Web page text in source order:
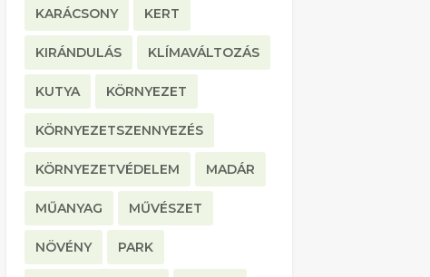
KARÁCSONY KERT
KIRÁNDULÁS KLÍMAVÁLTOZÁS
KUTYA KÖRNYEZET
KÖRNYEZETSZENNYEZÉS
KÖRNYEZETVÉDELEM MADÁR
MŰANYAG MŰVÉSZET
NÖVÉNY PARK